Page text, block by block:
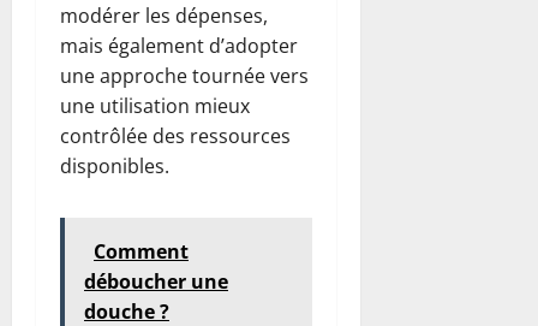
modérer les dépenses,
mais également d’adopter
une approche tournée vers
une utilisation mieux
contrôlée des ressources
disponibles.
Comment
déboucher une
douche ?